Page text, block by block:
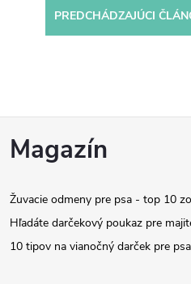
PREDCHÁDZAJÚCI
Z
p
ä
Magazín
Žuvacie odmeny pre psa - top 10
Hľadáte darčekový poukaz pre
10 tipov na vianočný darček pre